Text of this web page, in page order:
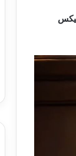
…. يكتب